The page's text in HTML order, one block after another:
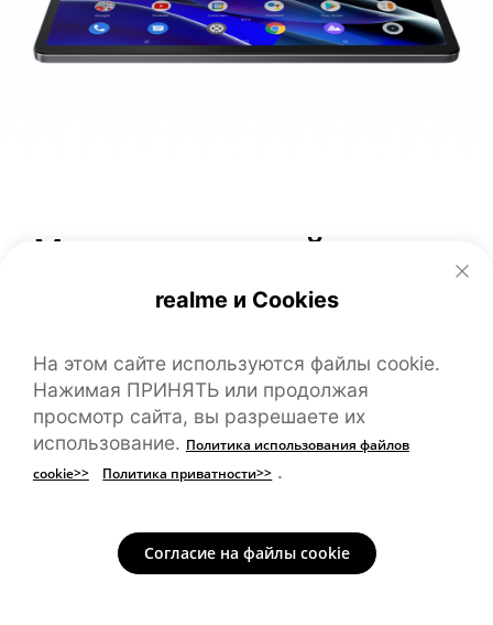
Многоуровневый
контроль качества
Каждый планшет realme Pad проходит
тщательное тестирование на множество
параметров для проверки качества и
Проверки кнопки
realme и Cookies
На этом сайте используются файлы cookie.
Нажимая ПРИНЯТЬ или продолжая
просмотр сайта, вы разрешаете их
использование. Политика использования файлов
cookie>>
Политика приватности>> .
Согласие на файлы cookie